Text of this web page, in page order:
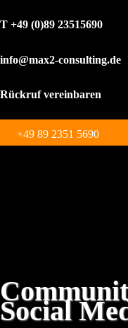
T +49 (0)89 23515690
info@max2-consulting.de
Rückruf vereinbaren
Zum
Inhalt
+49 89 2351 5690
Social